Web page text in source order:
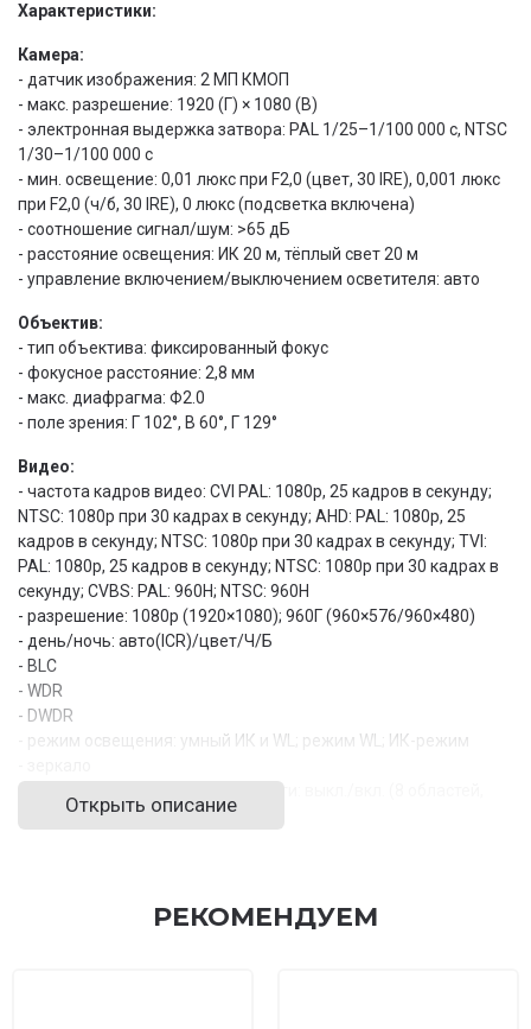
Характеристики:
Камера:
- датчик изображения: 2 МП КМОП
- макс. разрешение: 1920 (Г) × 1080 (В)
- электронная выдержка затвора: PAL 1/25–1/100 000 с, NTSC
1/30–1/100 000 с
- мин. освещение: 0,01 люкс при F2,0 (цвет, 30 IRE), 0,001 люкс
при F2,0 (ч/б, 30 IRE), 0 люкс (подсветка включена)
- соотношение сигнал/шум: >65 дБ
- расстояние освещения: ИК 20 м, тёплый свет 20 м
- управление включением/выключением осветителя: авто
Объектив:
- тип объектива: фиксированный фокус
- фокусное расстояние: 2,8 мм
- макс. диафрагма: Ф2.0
- поле зрения: Г 102°, В 60°, Г 129°
Видео:
- частота кадров видео: CVI PAL: 1080p, 25 кадров в секунду;
NTSC: 1080p при 30 кадрах в секунду; AHD: PAL: 1080p, 25
кадров в секунду; NTSC: 1080p при 30 кадрах в секунду; TVI:
PAL: 1080p, 25 кадров в секунду; NTSC: 1080p при 30 кадрах в
секунду; CVBS: PAL: 960H; NTSC: 960H
- разрешение: 1080р (1920×1080); 960Г (960×576/960×480)
- день/ночь: авто(ICR)/цвет/Ч/Б
- BLC
- WDR
- DWDR
- режим освещения: умный ИК и WL; режим WL; ИК-режим
- маскировка конфиденциальности: выкл./вкл. (8 областей,
прямоугольник)
Открыть описание
РЕКОМЕНДУЕМ